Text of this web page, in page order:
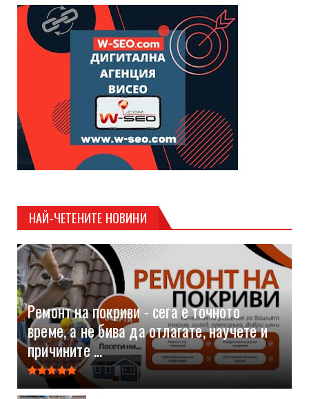
НАЙ-ЧЕТЕНИТЕ НОВИНИ
Ремонт на покриви - сега е точното
време, а не бива да отлагате, научете и
причините ...